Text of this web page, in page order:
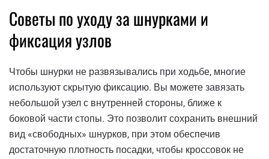
Советы по уходу за шнурками и
фиксация узлов
Чтобы шнурки не развязывались при ходьбе, многие
используют скрытую фиксацию. Вы можете завязать
небольшой узел с внутренней стороны, ближе к
боковой части стопы. Это позволит сохранить внешний
вид «свободных» шнурков, при этом обеспечив
достаточную плотность посадки, чтобы кроссовок не